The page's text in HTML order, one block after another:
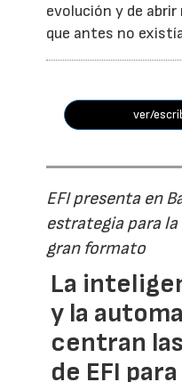
evolución y de
que antes no
ver/
EFI presenta en
estrategia para
gran formato
La
y la
centran
de EFI